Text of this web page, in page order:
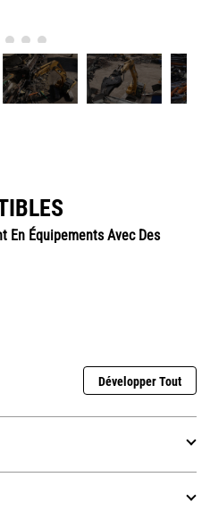
En Équipements Avec Des
Développer Tout